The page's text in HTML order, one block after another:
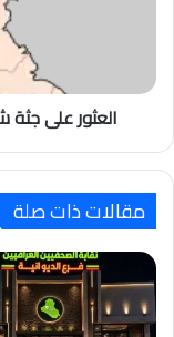
العثور على
مقالات ذات صلة